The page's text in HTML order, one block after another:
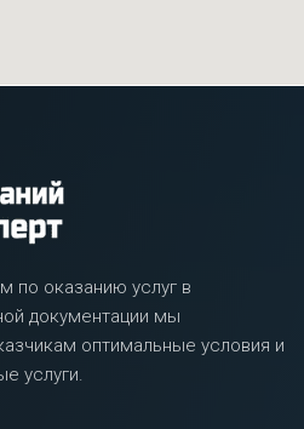
по оказанию услуг в
документации мы
оптимальные условия и
услуги.